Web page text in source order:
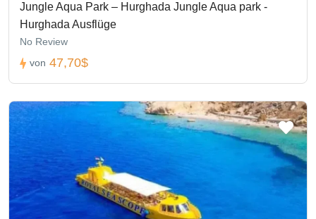
Jungle Aqua Park – Hurghada Jungle Aqua park -
Hurghada Ausflüge
No Review
von 47,70$